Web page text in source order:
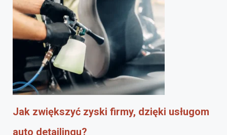
Jak zwiększyć zyski firmy, dzięki usługom
auto detailingu?